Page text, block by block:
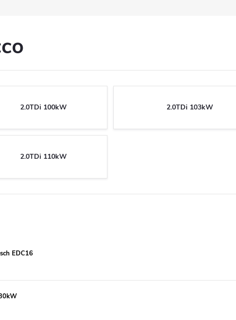
2.0TDi 100kW 2.0TDi 103kW
2.0TDi 110kW
EDC16